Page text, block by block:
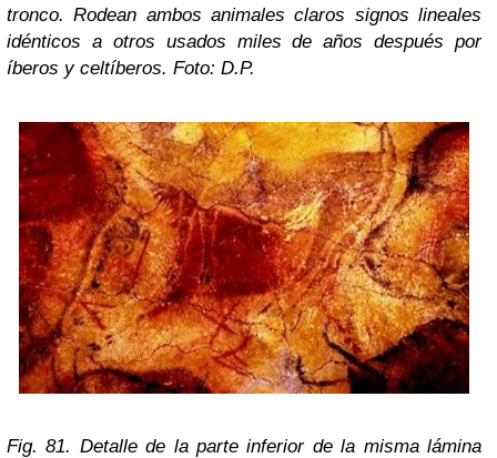
tronco. Rodean ambos animales claros signos lineales
idénticos a otros usados miles de años después por
íberos y celtíberos. Foto: D.P.
Fig. 81. Detalle de la parte inferior de la misma lámina